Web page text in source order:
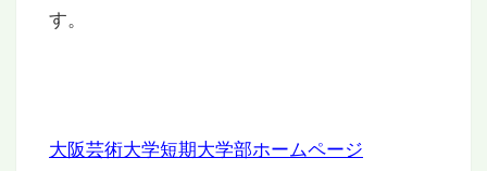
す。
大阪芸術大学短期大学部ホームページ